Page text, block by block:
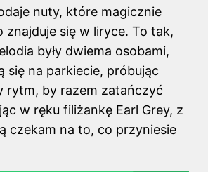
nuty, które magicznie
znajduje się w liryce. To tak,
były dwiema osobami,
się na parkiecie, próbując
rytm, by razem zatańczyć
w ręku filiżankę Earl Grey, z
czekam na to, co przyniesie